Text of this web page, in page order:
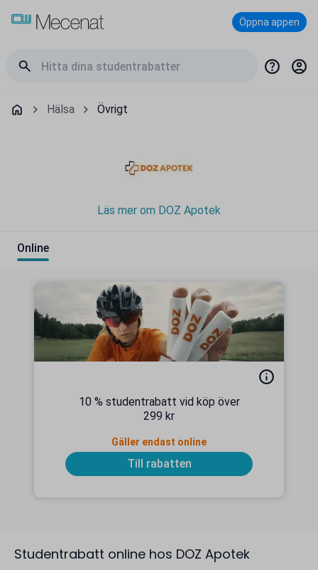
Öppna appen
Hälsa Övrigt
Läs mer om DOZ Apotek
Online
10 % studentrabatt vid köp över
299 kr
Gäller endast online
Till rabatten
Studentrabatt online hos DOZ Apotek